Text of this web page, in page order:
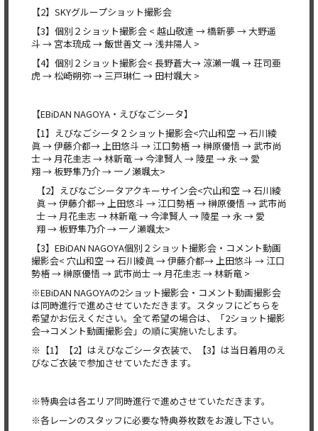
【2】SKYグループショット撮影会
【3】個別２ショット撮影会 < 越山敬達 → 橋新夢 → 大野遥
斗 → 宮本琉成 → 飯世善文 → 浅井陽人 >
【4】個別２ショット撮影会< 長野蒼大→ 涼瀬一颯 → 荘司亜
虎 → 松崎朔弥 → 三戸琳仁 → 田村颯大 >
【EBiDAN NAGOYA・えびなごシータ】
【1】えびなごシータ２ショット撮影会<穴山和空 → 石川綾
眞 → 伊藤介都→ 上田悠斗 → 江口勢梧 → 榊原優悟 → 武市尚
士 → 月花圭志 → 林新竜 → 今津賢人 → 陵星 → 永 → 愛
翔 → 板野隼乃介 → 一ノ瀬颯太>
【2】えびなごシータアクキーサイン会<穴山和空 → 石川綾
眞 → 伊藤介都→ 上田悠斗 → 江口勢梧 → 榊原優悟 → 武市尚
士 → 月花圭志 → 林新竜 → 今津賢人 → 陵星 → 永 → 愛
翔 → 板野隼乃介 → 一ノ瀬颯太>
【3】EBiDAN NAGOYA個別２ショット撮影会・コメント動画
撮影会< 穴山和空 → 石川綾眞 → 伊藤介都→ 上田悠斗 → 江口
勢梧 → 榊原優悟 → 武市尚士 → 月花圭志 → 林新竜 >
※EBiDAN NAGOYAの2ショット撮影会・コメント動画撮影会
は同時進行で進めさせていただきます。スタッフにどちらを
希望かお伝えください。全て希望の場合は、「2ショット撮影
会→コメント動画撮影会」の順に実施いたします。
※【1】【2】はえびなごシータ衣装で、【3】は当日着用のえ
びなご衣装で参加させていただきます。
※特典会は各エリア同時進行で進めさせていただきます。
※各レーンのスタッフに必要な特典券枚数をお渡し下さい。